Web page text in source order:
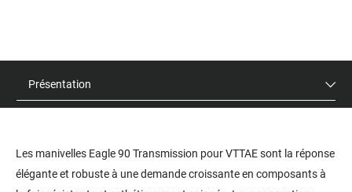
Présentation
Les manivelles Eagle 90 Transmission pour VTTAE sont la réponse
élégante et robuste à une demande croissante en composants à